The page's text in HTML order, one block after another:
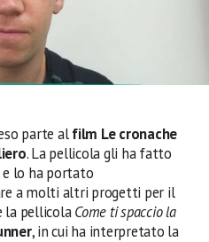
parte alfilm Le cronache
. La pellicola gli ha fatto
e lo ha portato
a molti altri progetti per il
la pellicolaCome ti spaccio la
, in cui ha interpretato la